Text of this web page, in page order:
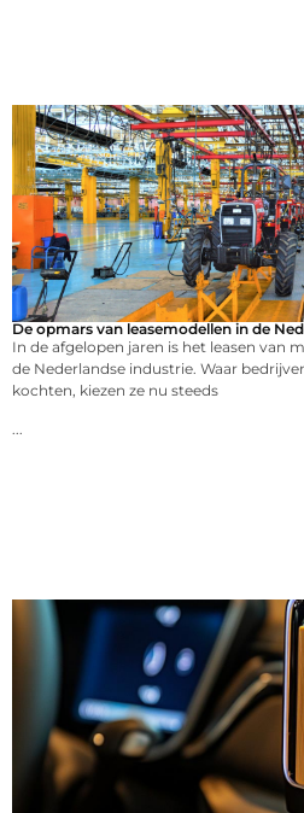
De opmars van leasemodellen in de
In de afgelopen jaren is het leasen van
de Nederlandse industrie. Waar
kochten, kiezen ze nu steeds
...